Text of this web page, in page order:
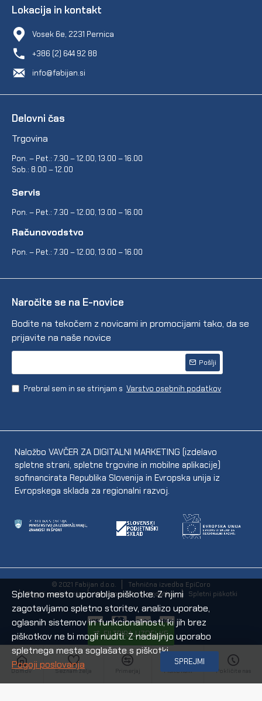
Lokacija in kontakt
Vosek 6e, 2231 Pernica
+386 (2) 644 92 88
info@fabijan.si
Delovni čas
Trgovina
Pon. – Pet.: 7.30 – 12.00, 13.00 – 16.00
Sob.: 8.00 – 12.00
Servis
Pon. – Pet.: 7.30 – 12.00, 13.00 – 16.00
Računovodstvo
Pon. – Pet.: 7.30 – 12.00, 13.00 – 16.00
Naročite se na E-novice
Bodite na tekočem z novicami in promocijami tako, da se
prijavite na naše novice
Pošlji
Prebral sem in se strinjam s Varstvo osebnih podatkov
Naložbo VAVČER ZA DIGITALNI MARKETING (izdelavo
spletne strani, spletne trgovine in mobilne aplikacije)
sofinancirata Republika Slovenija in Evropska unija iz
Evropskega sklada za regionalni razvoj.
© 2021 Fabijan d.o.o.
Tehnična izvedba EpiCoro
Pogoji poslovanja
Varstvo osebnih podatkov Spletni piškotki
Domov Seznam želja Pišite nam Pokličite nas
SPREJMI
Spletno mesto uporablja piškotke. Z njimi
zagotavljamo spletno storitev, analizo uporabe,
oglasnih sistemov in funkcionalnosti, ki jih brez
piškotkov ne bi mogli nuditi. Z nadaljnjo uporabo
spletnega mesta soglašate s piškotki.
Pogoji poslovanja
FILTRIRAJ IZDELKE